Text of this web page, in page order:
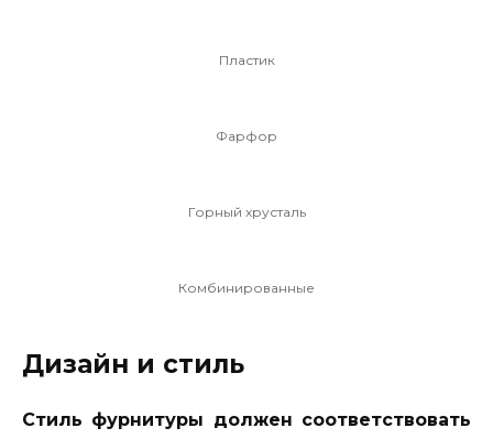
Пластик
Фарфор
Горный хрусталь
Комбинированные
Дизайн и стиль
Стиль фурнитуры должен соответствовать